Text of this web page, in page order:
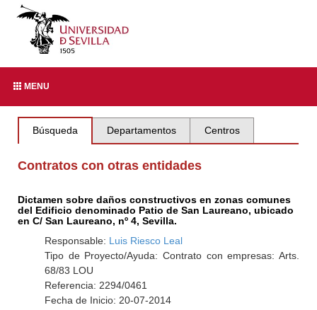
MENU
Búsqueda Departamentos Centros
Contratos con otras entidades
Dictamen sobre daños constructivos en zonas comunes
del Edificio denominado Patio de San Laureano, ubicado
en C/ San Laureano, nº 4, Sevilla.
Responsable: Luis Riesco Leal
Tipo de Proyecto/Ayuda: Contrato con empresas: Arts.
68/83 LOU
Referencia: 2294/0461
Fecha de Inicio: 20-07-2014